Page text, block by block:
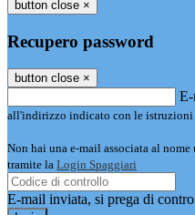
button close ×
Recupero password
button close ×
all'indirizzo indicato con le istruzioni
Non hai una e-mail associata al
tramite la Login Spaggiari
E-mail inviata, si prega di